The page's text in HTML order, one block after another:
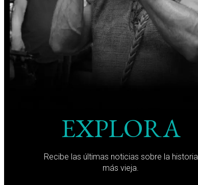
EXPLORA
Recibe las últimas noticias sobre la historia
más vieja.